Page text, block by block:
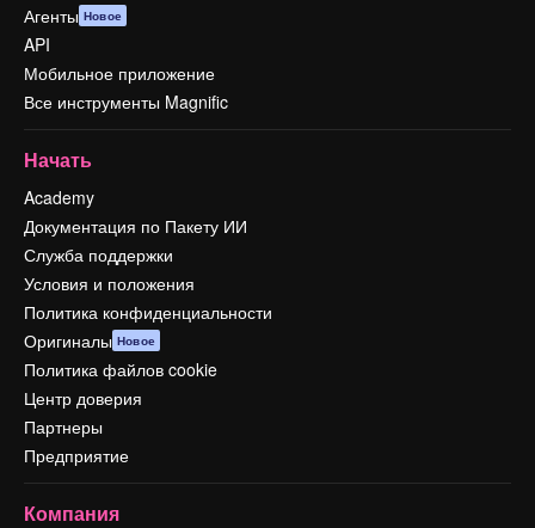
Агенты Новое
API
Мобильное приложение
Все инструменты Magnific
Начать
Academy
Документация по Пакету ИИ
Служба поддержки
Условия и положения
Политика конфиденциальности
Оригиналы Новое
Политика файлов cookie
Центр доверия
Партнеры
Предприятие
Компания